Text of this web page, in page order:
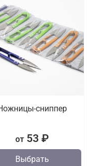
сниппер
от 53 ₽
Выбрать